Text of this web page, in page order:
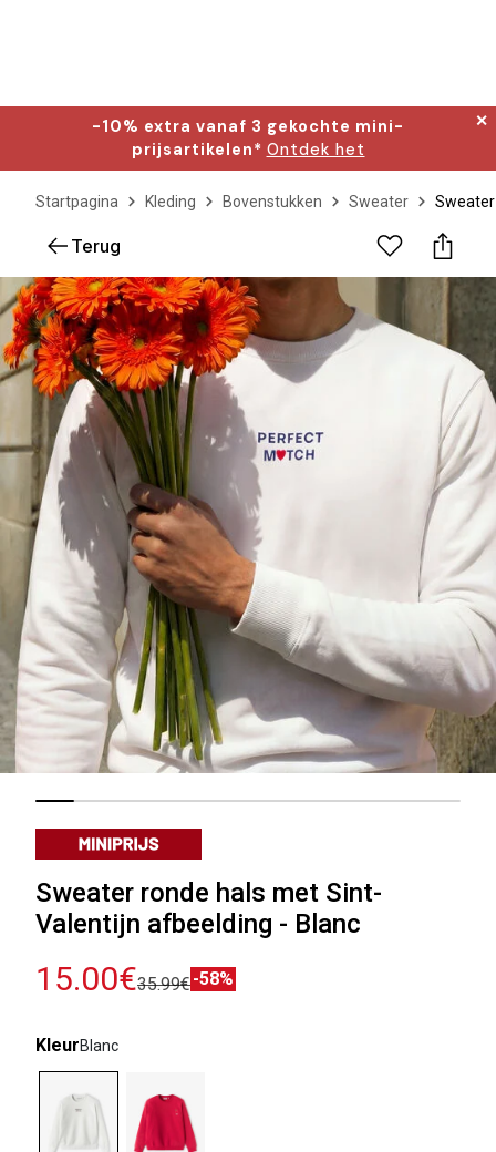
-10% extra vanaf 3 gekochte mini-
prijsartikelen* Ontdek het
✕
Startpagina Kleding Bovenstukken Sweater
Terug
Sweater ronde hals met Sint-
Valentijn afbeelding - Blanc
15.00€35.99€-58%
KleurBlanc